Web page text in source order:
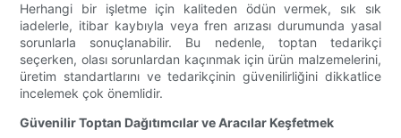
Herhangi bir işletme için kaliteden ödün vermek, sık sık
iadelerle, itibar kaybıyla veya fren arızası durumunda yasal
sorunlarla sonuçlanabilir. Bu nedenle, toptan tedarikçi
seçerken, olası sorunlardan kaçınmak için ürün malzemelerini,
üretim standartlarını ve tedarikçinin güvenilirliğini dikkatlice
incelemek çok önemlidir.
Güvenilir Toptan Dağıtımcılar ve Aracılar Keşfetmek